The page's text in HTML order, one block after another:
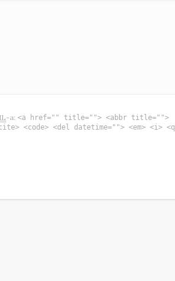
-a:<a href="" title=""> <abbr title="">
<code> <del datetime=""> <em> <i> <q